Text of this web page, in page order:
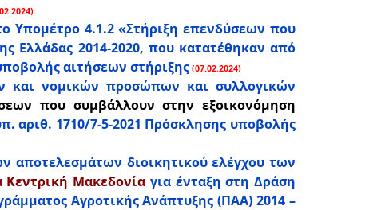
Υπομέτρο 4.1.2 «Στήριξη επενδύσεων που
Ελλάδας 2014-2020, που κατατέθηκαν από
αιτήσεων στήριξης (07.02.2024)
και νομικών προσώπων και συλλογικών
που συμβάλλουν στην εξοικονόμηση
αριθ. 1710/7-5-2021 Πρόσκλησης υποβολής
αποτελεσμάτων διοικητικού ελέγχου των
Κεντρική Μακεδονία για ένταξη στη Δράση
Αγροτικής Ανάπτυξης (ΠΑΑ) 2014 –